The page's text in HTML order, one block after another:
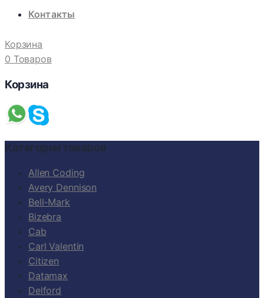
Контакты
Корзина
0 Товаров
Корзина
Категории товаров
Allen Coding
Avery Dennison
Bell-Mark
Bizebra
Cab
Carl Valentin
Citizen
Datamax
Delford